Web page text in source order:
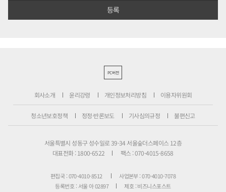
PC버전
회사소개 윤리강령 개인정보처리방침 이용자위원회
청소년보호정책 정정·반론보도 기사심의규정 불편신고
서울특별시 성동구 성수일로 39-34 서울숲더스페이스 12층
대표전화 : 1800-6522
팩스 : 070-4015-8658
편집국 : 070-4010-8512
사업본부 : 070-4010-7078
등록번호 : 서울 아 02897
제호 : 비즈니스포스트